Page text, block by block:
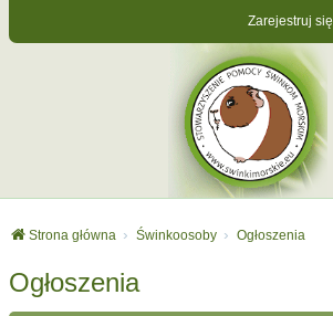
Zarejestruj się
Strona główna Świnkoosoby Ogłoszenia
Ogłoszenia